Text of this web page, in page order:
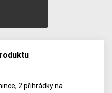
2 přihrádky na